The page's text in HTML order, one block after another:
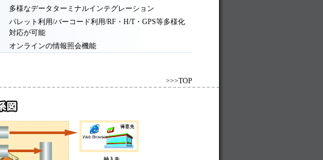
多様なデータターミナルインテグレーション
パレット利用/バーコード利用/RF・H/T・GPS等多様化
対応が可能
オンラインの情報照会機能
>>>TOP